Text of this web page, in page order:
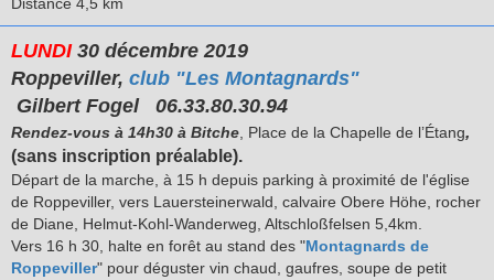
Distance 4,5 km
LUNDI30 décembre 2019
Roppeviller, club "Les Montagnards"
Gilbert Fogel 06.33.80.30.94
Rendez-vous à 14h30 à Bitche, Place de la Chapelle de l’Étang,
(sans inscription préalable).
Départ de la marche, à 15 h depuis parking à proximité de l'église
de Roppeviller, vers Lauersteinerwald, calvaire Obere Höhe, rocher
de Diane, Helmut-Kohl-Wanderweg, Altschloßfelsen 5,4km.
Vers 16 h 30, halte en forêt au stand des "Montagnards de
Roppeviller" pour déguster vin chaud, gaufres, soupe de petit